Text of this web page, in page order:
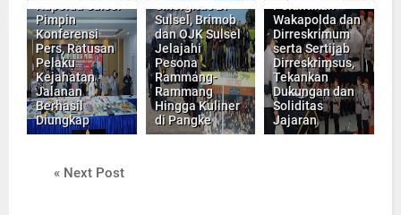
Pimpin
Konferensi
Pers, Ratusan
Pelaku
Kejahatan
Jalanan
Berhasil
Diungkap
Sulsel, Brimob
dan OJK Sulsel
Jelajahi
Pesona
Rammang-
Rammang
Hingga Kuliner
di Pangke
Wakapolda dan
Dirreskrimum
serta Sertijab
Dirreskrimsus,
Tekankan
Dukungan dan
Soliditas
Jajaran
« Next Post